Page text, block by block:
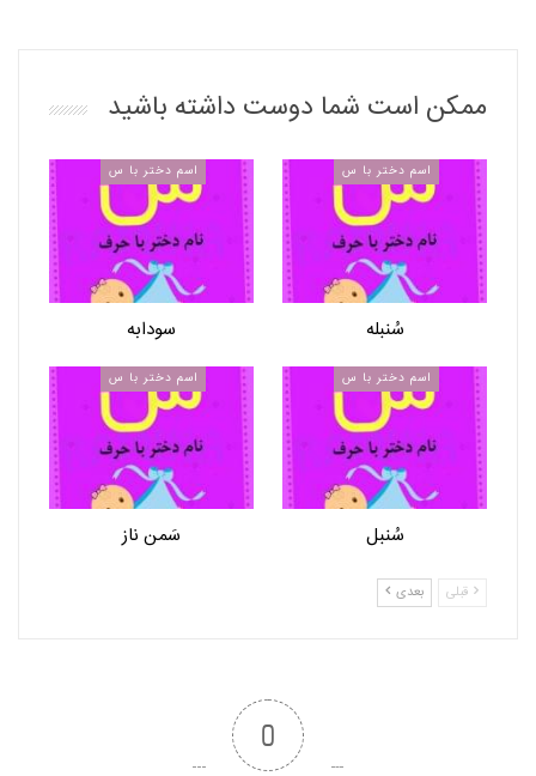
ممکن است شما دوست داشته باشید
اسم دختر با س
سُنبله
اسم دختر با س
سودابه
اسم دختر با س
سُنبل
اسم دختر با س
سَمن ناز
قبلی بعدی
0